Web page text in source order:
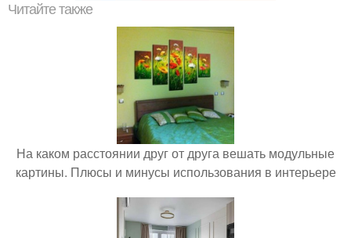
Читайте также
На каком расстоянии друг от друга вешать модульные
картины. Плюсы и минусы использования в интерьере